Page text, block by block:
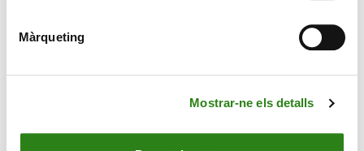
Màrqueting
Mostrar-ne els detalls
CONTACTE
EL NOSTRE GRUP